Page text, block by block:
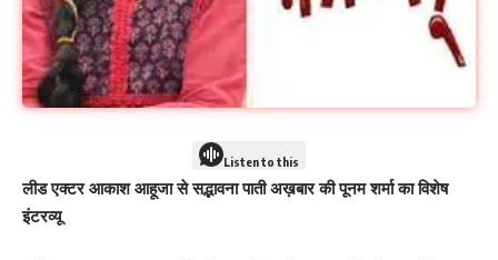
Listen to this
लीड एक्टर आकाश आहूजा से सद्भावना पाती अख़बार की पूनम शर्मा का विशेष
इंटरव्यू